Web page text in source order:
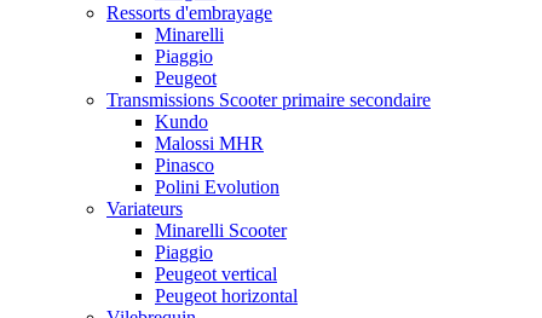
Ressorts d'embrayage
Minarelli
Piaggio
Peugeot
Transmissions Scooter primaire secondaire
Kundo
Malossi MHR
Pinasco
Polini Evolution
Variateurs
Minarelli Scooter
Piaggio
Peugeot vertical
Peugeot horizontal